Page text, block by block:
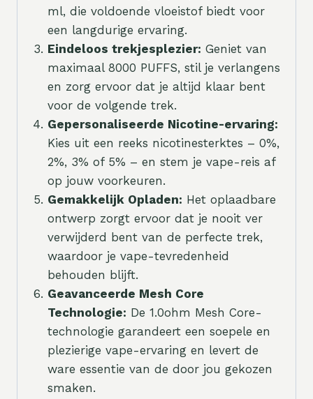
ml, die voldoende vloeistof biedt voor
een langdurige ervaring.
Eindeloos trekjesplezier: Geniet van
maximaal 8000 PUFFS, stil je verlangens
en zorg ervoor dat je altijd klaar bent
voor de volgende trek.
Gepersonaliseerde Nicotine-ervaring:
Kies uit een reeks nicotinesterktes – 0%,
2%, 3% of 5% – en stem je vape-reis af
op jouw voorkeuren.
Gemakkelijk Opladen: Het oplaadbare
ontwerp zorgt ervoor dat je nooit ver
verwijderd bent van de perfecte trek,
waardoor je vape-tevredenheid
behouden blijft.
Geavanceerde Mesh Core
Technologie: De 1.0ohm Mesh Core-
technologie garandeert een soepele en
plezierige vape-ervaring en levert de
ware essentie van de door jou gekozen
smaken.